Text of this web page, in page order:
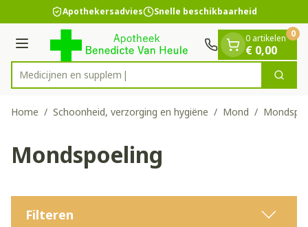
Ga naar de inhoud
1 van 1 Apothekersadvies Snelle beschikbaarheid
Menu
Product, merk, categorie...
Med Zoek
0 artikelen
€ 0,00
0
Home / Schoonheid, verzorging en hygiëne / Mond /
Mondspoeling
Filteren